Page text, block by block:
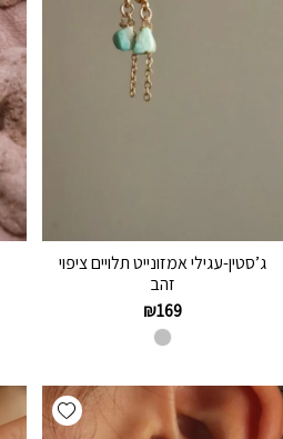
ג’סטין-עגילי אמזונייט תלויים ציפוי
זהב
₪169
Add wishlist